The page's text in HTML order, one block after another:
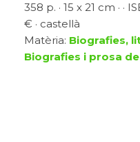
358 p. · 15 x 21 cm · ·
€ · castellà
Matèria: Biografies,
Biografies i prosa